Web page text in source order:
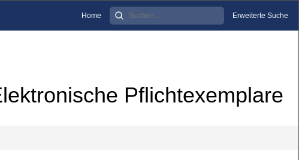
Home Erweiterte Suche
Pflichtexemplare